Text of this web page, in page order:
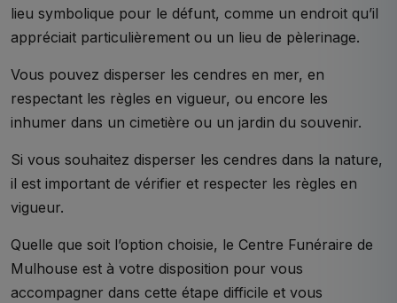
lieu symbolique pour le défunt, comme un endroit qu’il
appréciait particulièrement ou un lieu de pèlerinage.
Vous pouvez disperser les cendres en mer, en
respectant les règles en vigueur, ou encore les
inhumer dans un cimetière ou un jardin du souvenir.
Si vous souhaitez disperser les cendres dans la nature,
il est important de vérifier et respecter les règles en
vigueur.
Quelle que soit l’option choisie, le Centre Funéraire de
Mulhouse est à votre disposition pour vous
accompagner dans cette étape difficile et vous